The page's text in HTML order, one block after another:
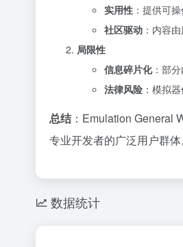
实用性 ：提供可
社区驱动 ：内容
局限性
信息碎片化：部分
法律风险 ：模拟
总结：Emulation General
专业开发者的广泛用户群
数据统计